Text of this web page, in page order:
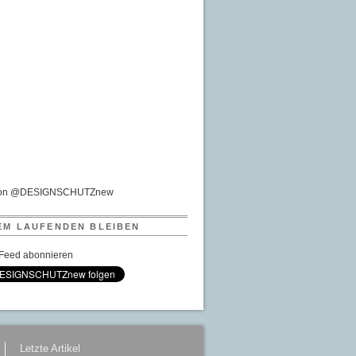
@DESIGNSCHUTZnew
LAUFENDEN BLEIBEN
abonnieren
Letzte Artikel